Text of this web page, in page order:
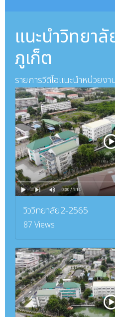
แนะนำวิทยา
ภูเก็ต
รายการวีดีโอแนะนำหน่วยงา
วิววิทยาลัย2-2565
87 Views